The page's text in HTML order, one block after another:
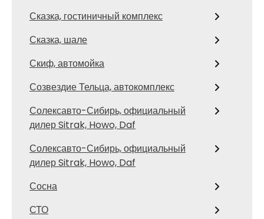
Сказка, гостиничный комплекс
Сказка, шале
Скиф, автомойка
Созвездие Тельца, автокомплекс
Солексавто-Сибирь, официальный
дилер Sitrak, Howo, Daf
Солексавто-Сибирь, официальный
дилер Sitrak, Howo, Daf
Сосна
СТО